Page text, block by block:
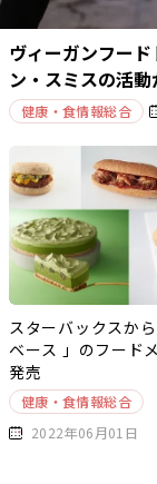
ヴィーガンフー
ン・スミスの活動
健康・食情報総合
スターバックスか
ベース 」のフード
発売
健康・食情報総合
2022年06月01日